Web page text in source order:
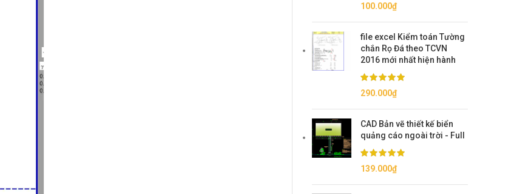
100.000₫
file excel Kiểm toán Tường
chắn Rọ Đá theo TCVN
2016 mới nhất hiện hành
290.000₫
CAD Bản vẽ thiết kế biển
quảng cáo ngoài trời - Full
139.000₫